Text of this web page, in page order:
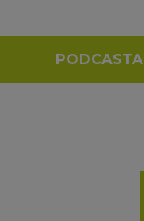
PODCASTA